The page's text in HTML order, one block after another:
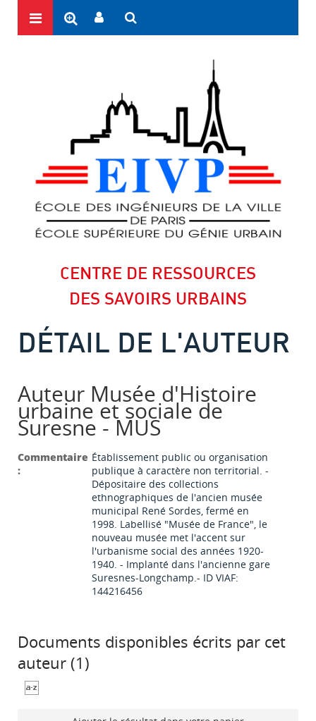
CENTRE DE RESSOURCES
DES SAVOIRS URBAINS
DÉTAIL DE L'AUTEUR
Auteur Musée d'Histoire
urbaine et sociale de
Suresne - MUS
Commentaire
:
Établissement public ou organisation
publique à caractère non territorial. -
Dépositaire des collections
ethnographiques de l'ancien musée
municipal René Sordes, fermé en
1998. Labellisé "Musée de France", le
nouveau musée met l'accent sur
l'urbanisme social des années 1920-
1940. - Implanté dans l'ancienne gare
Suresnes-Longchamp.- ID VIAF:
144216456
Documents disponibles écrits par cet
auteur (1 )